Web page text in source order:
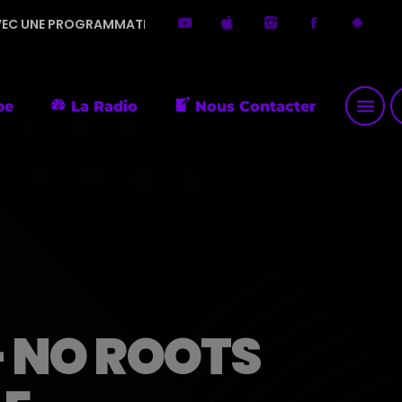
DIVERSIFIÉE. MERCI DE ME FAIRE DÉCOUVRIR DE
La Radio Nous Contacter menu
ROOTS